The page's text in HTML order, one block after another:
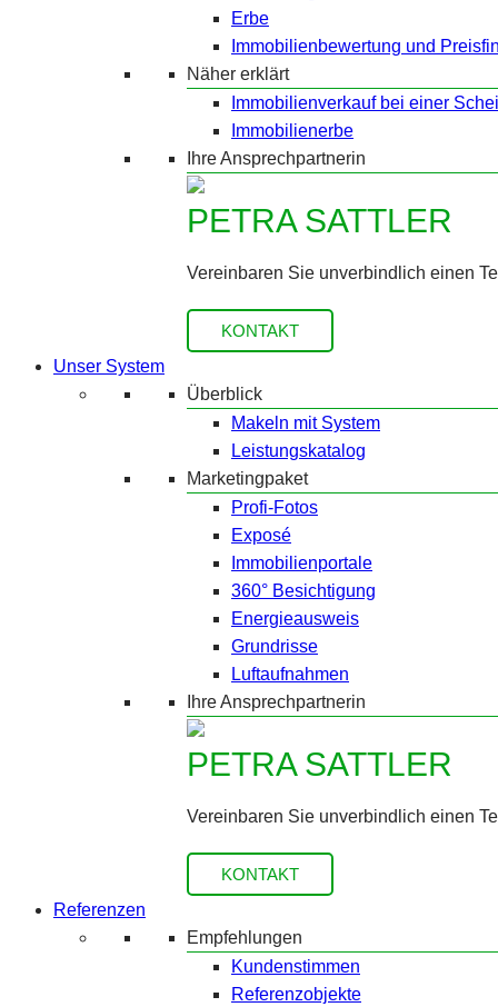
Erbe
Immobilienbewertung und
Näher erklärt
Immobilienverkauf bei einer
Immobilienerbe
Ihre Ansprechpartnerin
PETRA SATTLER
Vereinbaren Sie unverbindlich einen
KONTAKT
Unser System
Überblick
Makeln mit System
Leistungskatalog
Marketingpaket
Profi-Fotos
Exposé
Immobilienportale
360° Besichtigung
Energieausweis
Grundrisse
Luftaufnahmen
Ihre Ansprechpartnerin
PETRA SATTLER
Vereinbaren Sie unverbindlich einen
KONTAKT
Referenzen
Empfehlungen
Kundenstimmen
Referenzobjekte